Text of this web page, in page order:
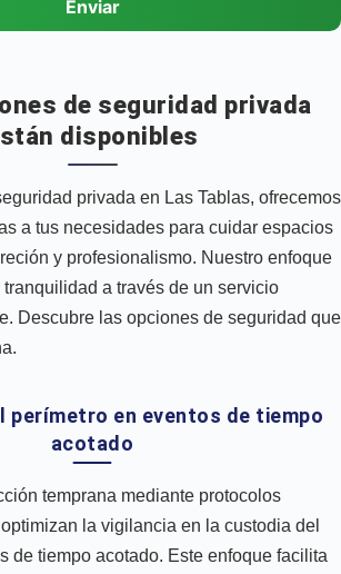
Enviar
de seguridad privada
disponibles
privada en Las Tablas, ofrecemos
a tus necesidades para cuidar espacios
y profesionalismo. Nuestro enfoque
a través de un servicio
Descubre las opciones de seguridad que
perímetro en eventos de tiempo
acotado
temprana mediante protocolos
la vigilancia en la custodia del
de tiempo acotado. Este enfoque facilita